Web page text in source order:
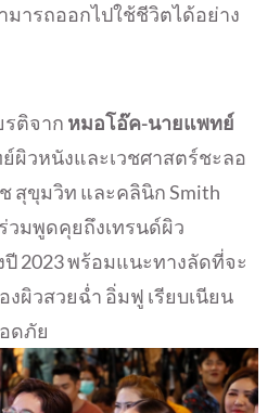
ารถออกไปใช้ชีวิตได้อย่าง
รติจาก หมอโอ๊ค-นายแพทย์
ผิวหนังและเวชศาสตร์ชะลอ
สุขุมวิท และคลินิก Smith
ร่วมพูดคุยถึงเทรนด์ผิว
งปี 2023 พร้อมแนะทางลัดที่จะ
ผิวสวยฉ่ำ อิ่มฟู เรียบเนียน
ดภัย